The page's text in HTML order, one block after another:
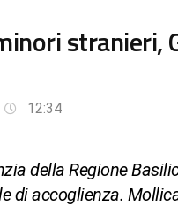
stranieri,
12:34
della Regione
di accoglienza.